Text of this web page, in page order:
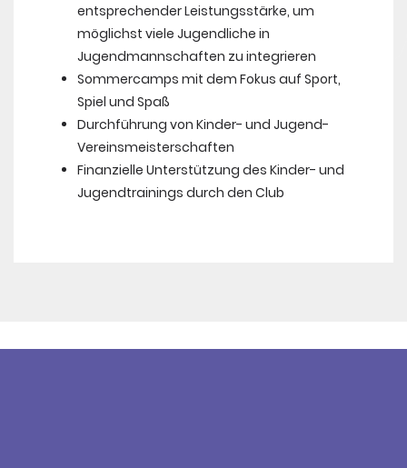
entsprechender Leistungsstärke, um
möglichst viele Jugendliche in
Jugendmannschaften zu integrieren
Sommercamps mit dem Fokus auf Sport,
Spiel und Spaß
Durchführung von Kinder- und Jugend-
Vereinsmeisterschaften
Finanzielle Unterstützung des Kinder- und
Jugendtrainings durch den Club